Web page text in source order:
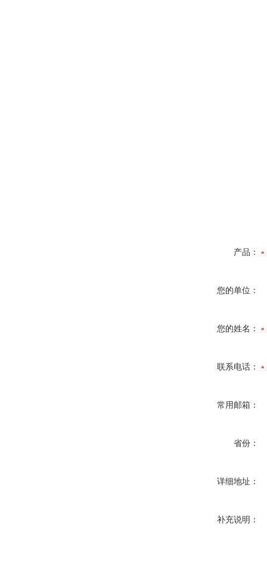
产品：
您的单位：
您的姓名：
联系电话：
常用邮箱：
省份：
详细地址：
补充说明：